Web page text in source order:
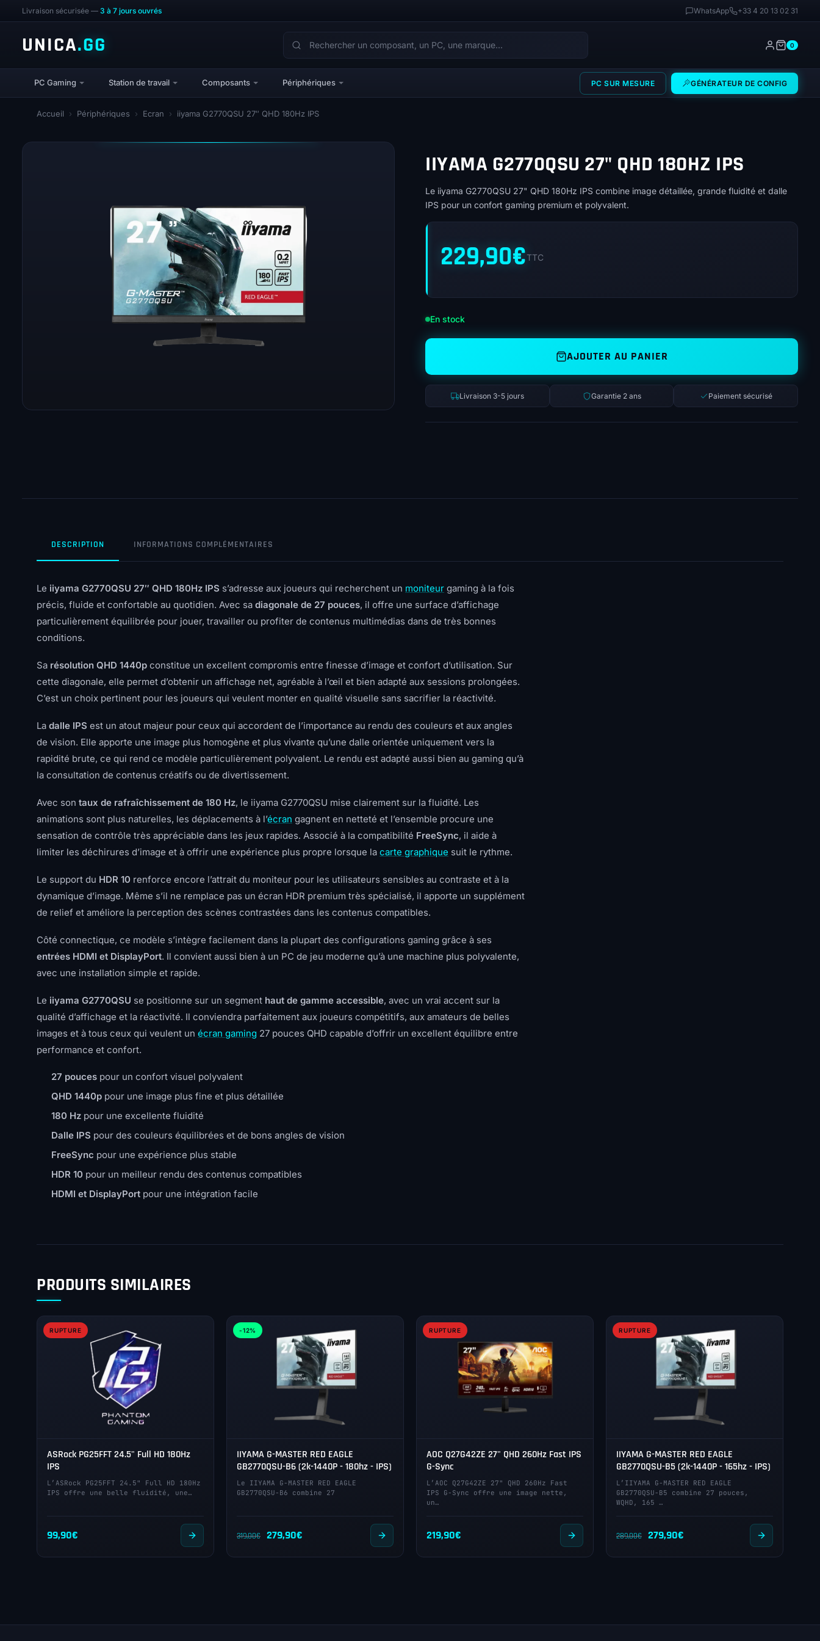
Livraison sécurisée — 3 à 7 jours ouvrés WhatsApp +33 4 20 13 02 31
UNICA.GG 0
PC Gaming Station de travail Composants Périphériques PC SUR MESURE GÉNÉRATEUR DE CONFIG
Accueil › Périphériques › Ecran › iiyama G2770QSU 27″ QHD 180Hz IPS
IIYAMA G2770QSU 27" QHD 180HZ IPS
Le iiyama G2770QSU 27" QHD 180Hz IPS combine image détaillée, grande fluidité et dalle
IPS pour un confort gaming premium et polyvalent.
229,90€TTC
En stock
AJOUTER AU PANIER
Livraison 3-5 jours Garantie 2 ans Paiement sécurisé
DESCRIPTION INFORMATIONS COMPLÉMENTAIRES
Le iiyama G2770QSU 27″ QHD 180Hz IPS s’adresse aux joueurs qui recherchent un moniteur gaming à la fois
précis, fluide et confortable au quotidien. Avec sa diagonale de 27 pouces, il offre une surface d’affichage
particulièrement équilibrée pour jouer, travailler ou profiter de contenus multimédias dans de très bonnes
conditions.
Sa résolution QHD 1440p constitue un excellent compromis entre finesse d’image et confort d’utilisation. Sur
cette diagonale, elle permet d’obtenir un affichage net, agréable à l’œil et bien adapté aux sessions prolongées.
C’est un choix pertinent pour les joueurs qui veulent monter en qualité visuelle sans sacrifier la réactivité.
La dalle IPS est un atout majeur pour ceux qui accordent de l’importance au rendu des couleurs et aux angles
de vision. Elle apporte une image plus homogène et plus vivante qu’une dalle orientée uniquement vers la
rapidité brute, ce qui rend ce modèle particulièrement polyvalent. Le rendu est adapté aussi bien au gaming qu’à
la consultation de contenus créatifs ou de divertissement.
Avec son taux de rafraîchissement de 180 Hz, le iiyama G2770QSU mise clairement sur la fluidité. Les
animations sont plus naturelles, les déplacements à l’écran gagnent en netteté et l’ensemble procure une
sensation de contrôle très appréciable dans les jeux rapides. Associé à la compatibilité FreeSync, il aide à
limiter les déchirures d’image et à offrir une expérience plus propre lorsque la carte graphique suit le rythme.
Le support du HDR 10 renforce encore l’attrait du moniteur pour les utilisateurs sensibles au contraste et à la
dynamique d’image. Même s’il ne remplace pas un écran HDR premium très spécialisé, il apporte un supplément
de relief et améliore la perception des scènes contrastées dans les contenus compatibles.
Côté connectique, ce modèle s’intègre facilement dans la plupart des configurations gaming grâce à ses
entrées HDMI et DisplayPort. Il convient aussi bien à un PC de jeu moderne qu’à une machine plus polyvalente,
avec une installation simple et rapide.
Le iiyama G2770QSU se positionne sur un segment haut de gamme accessible, avec un vrai accent sur la
qualité d’affichage et la réactivité. Il conviendra parfaitement aux joueurs compétitifs, aux amateurs de belles
images et à tous ceux qui veulent un écran gaming 27 pouces QHD capable d’offrir un excellent équilibre entre
performance et confort.
27 pouces pour un confort visuel polyvalent
QHD 1440p pour une image plus fine et plus détaillée
180 Hz pour une excellente fluidité
Dalle IPS pour des couleurs équilibrées et de bons angles de vision
FreeSync pour une expérience plus stable
HDR 10 pour un meilleur rendu des contenus compatibles
HDMI et DisplayPort pour une intégration facile
PRODUITS SIMILAIRES
RUPTURE
ASRock PG25FFT 24.5" Full HD 180Hz
IPS
L’ASRock PG25FFT 24.5" Full HD 180Hz
IPS offre une belle fluidité, une…
99,90€
-12%
IIYAMA G-MASTER RED EAGLE
GB2770QSU-B6 (2k-1440P - 180hz - IPS)
Le IIYAMA G-MASTER RED EAGLE
GB2770QSU-B6 combine 27
319,00€
Le
279,90€
RUPTURE
AOC Q27G42ZE 27" QHD 260Hz Fast IPS
G-Sync
L’AOC Q27G42ZE 27" QHD 260Hz Fast
IPS G-Sync offre une image nette,
un…
219,90€
RUPTURE
IIYAMA G-MASTER RED EAGLE
GB2770QSU-B5 (2k-1440P - 165hz - IPS)
L’IIYAMA G-MASTER RED EAGLE
GB2770QSU-B5 combine 27 pouces,
WQHD, 165 …
289,00€
Le
279,90€